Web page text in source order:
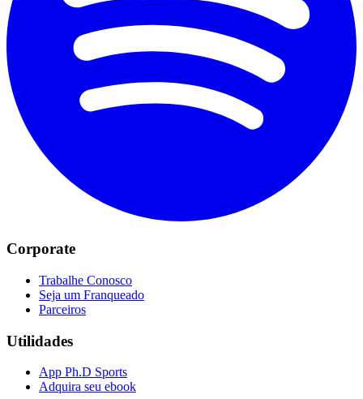
Corporate
Trabalhe Conosco
Seja um Franqueado
Parceiros
Utilidades
App Ph.D Sports
Adquira seu ebook